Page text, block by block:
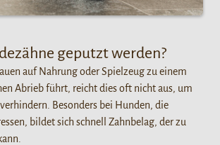
geputzt werden?
auf Nahrung oder Spielzeug zu einem
Abrieb führt, reicht dies oft nicht aus, um
Besonders bei Hunden, die
bildet sich schnell Zahnbelag, der zu